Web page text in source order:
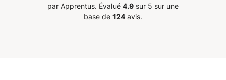
par Apprentus. Évalué 4.9 sur 5 sur une
base de 124 avis.